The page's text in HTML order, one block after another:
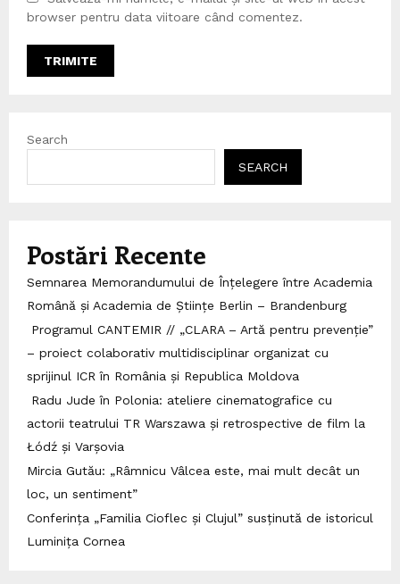
browser pentru data viitoare când comentez.
Search
SEARCH
Postări Recente
Semnarea Memorandumului de Înțelegere între Academia
Română și Academia de Științe Berlin – Brandenburg
Programul CANTEMIR // „CLARA – Artă pentru prevenție”
– proiect colaborativ multidisciplinar organizat cu
sprijinul ICR în România și Republica Moldova
Radu Jude în Polonia: ateliere cinematografice cu
actorii teatrului TR Warszawa și retrospective de film la
Łódź și Varșovia
Mircia Gutău: „Râmnicu Vâlcea este, mai mult decât un
loc, un sentiment”
Conferința „Familia Cioflec și Clujul” susținută de istoricul
Luminița Cornea